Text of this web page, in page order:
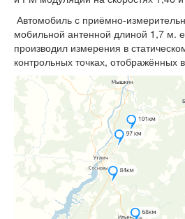
Автомобиль с приёмно-
мобильной антенной длиной 1,7 м.
производил измерения в
контрольных точках, отображённых